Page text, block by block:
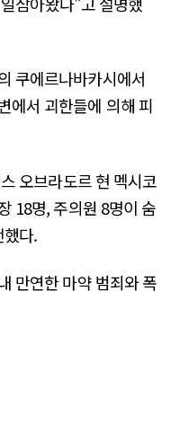
쿠에르나바카시에서
에서 괴한들에 의해 피
오브라도르 현 멕시코
18명, 주의원 8명이 숨
했다.
만연한 마약 범죄와 폭